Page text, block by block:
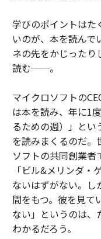
学びのポイントはた
いのが、本を読んで
ネの先をかじったり
読む──。
マイクロソフトの
は本を読み、年に1
るための週）」とい
を読みまくるのだ。
ソフトの共同創業者
「ビル&メリンダ・
ないはずがない。
間をもつ。彼を見て
ない」というのは、
わかるだろう。